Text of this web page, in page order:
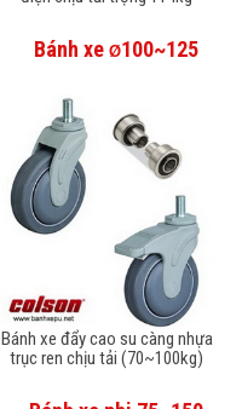
Bánh xe Ø100~125
Bánh xe đẩy cao su càng nhựa
trục ren chịu tải (70~100kg)